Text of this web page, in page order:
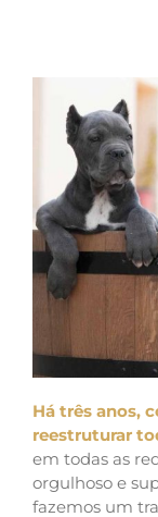
Há três anos,
reestruturar
em todas as
orgulhoso e
fazemos um